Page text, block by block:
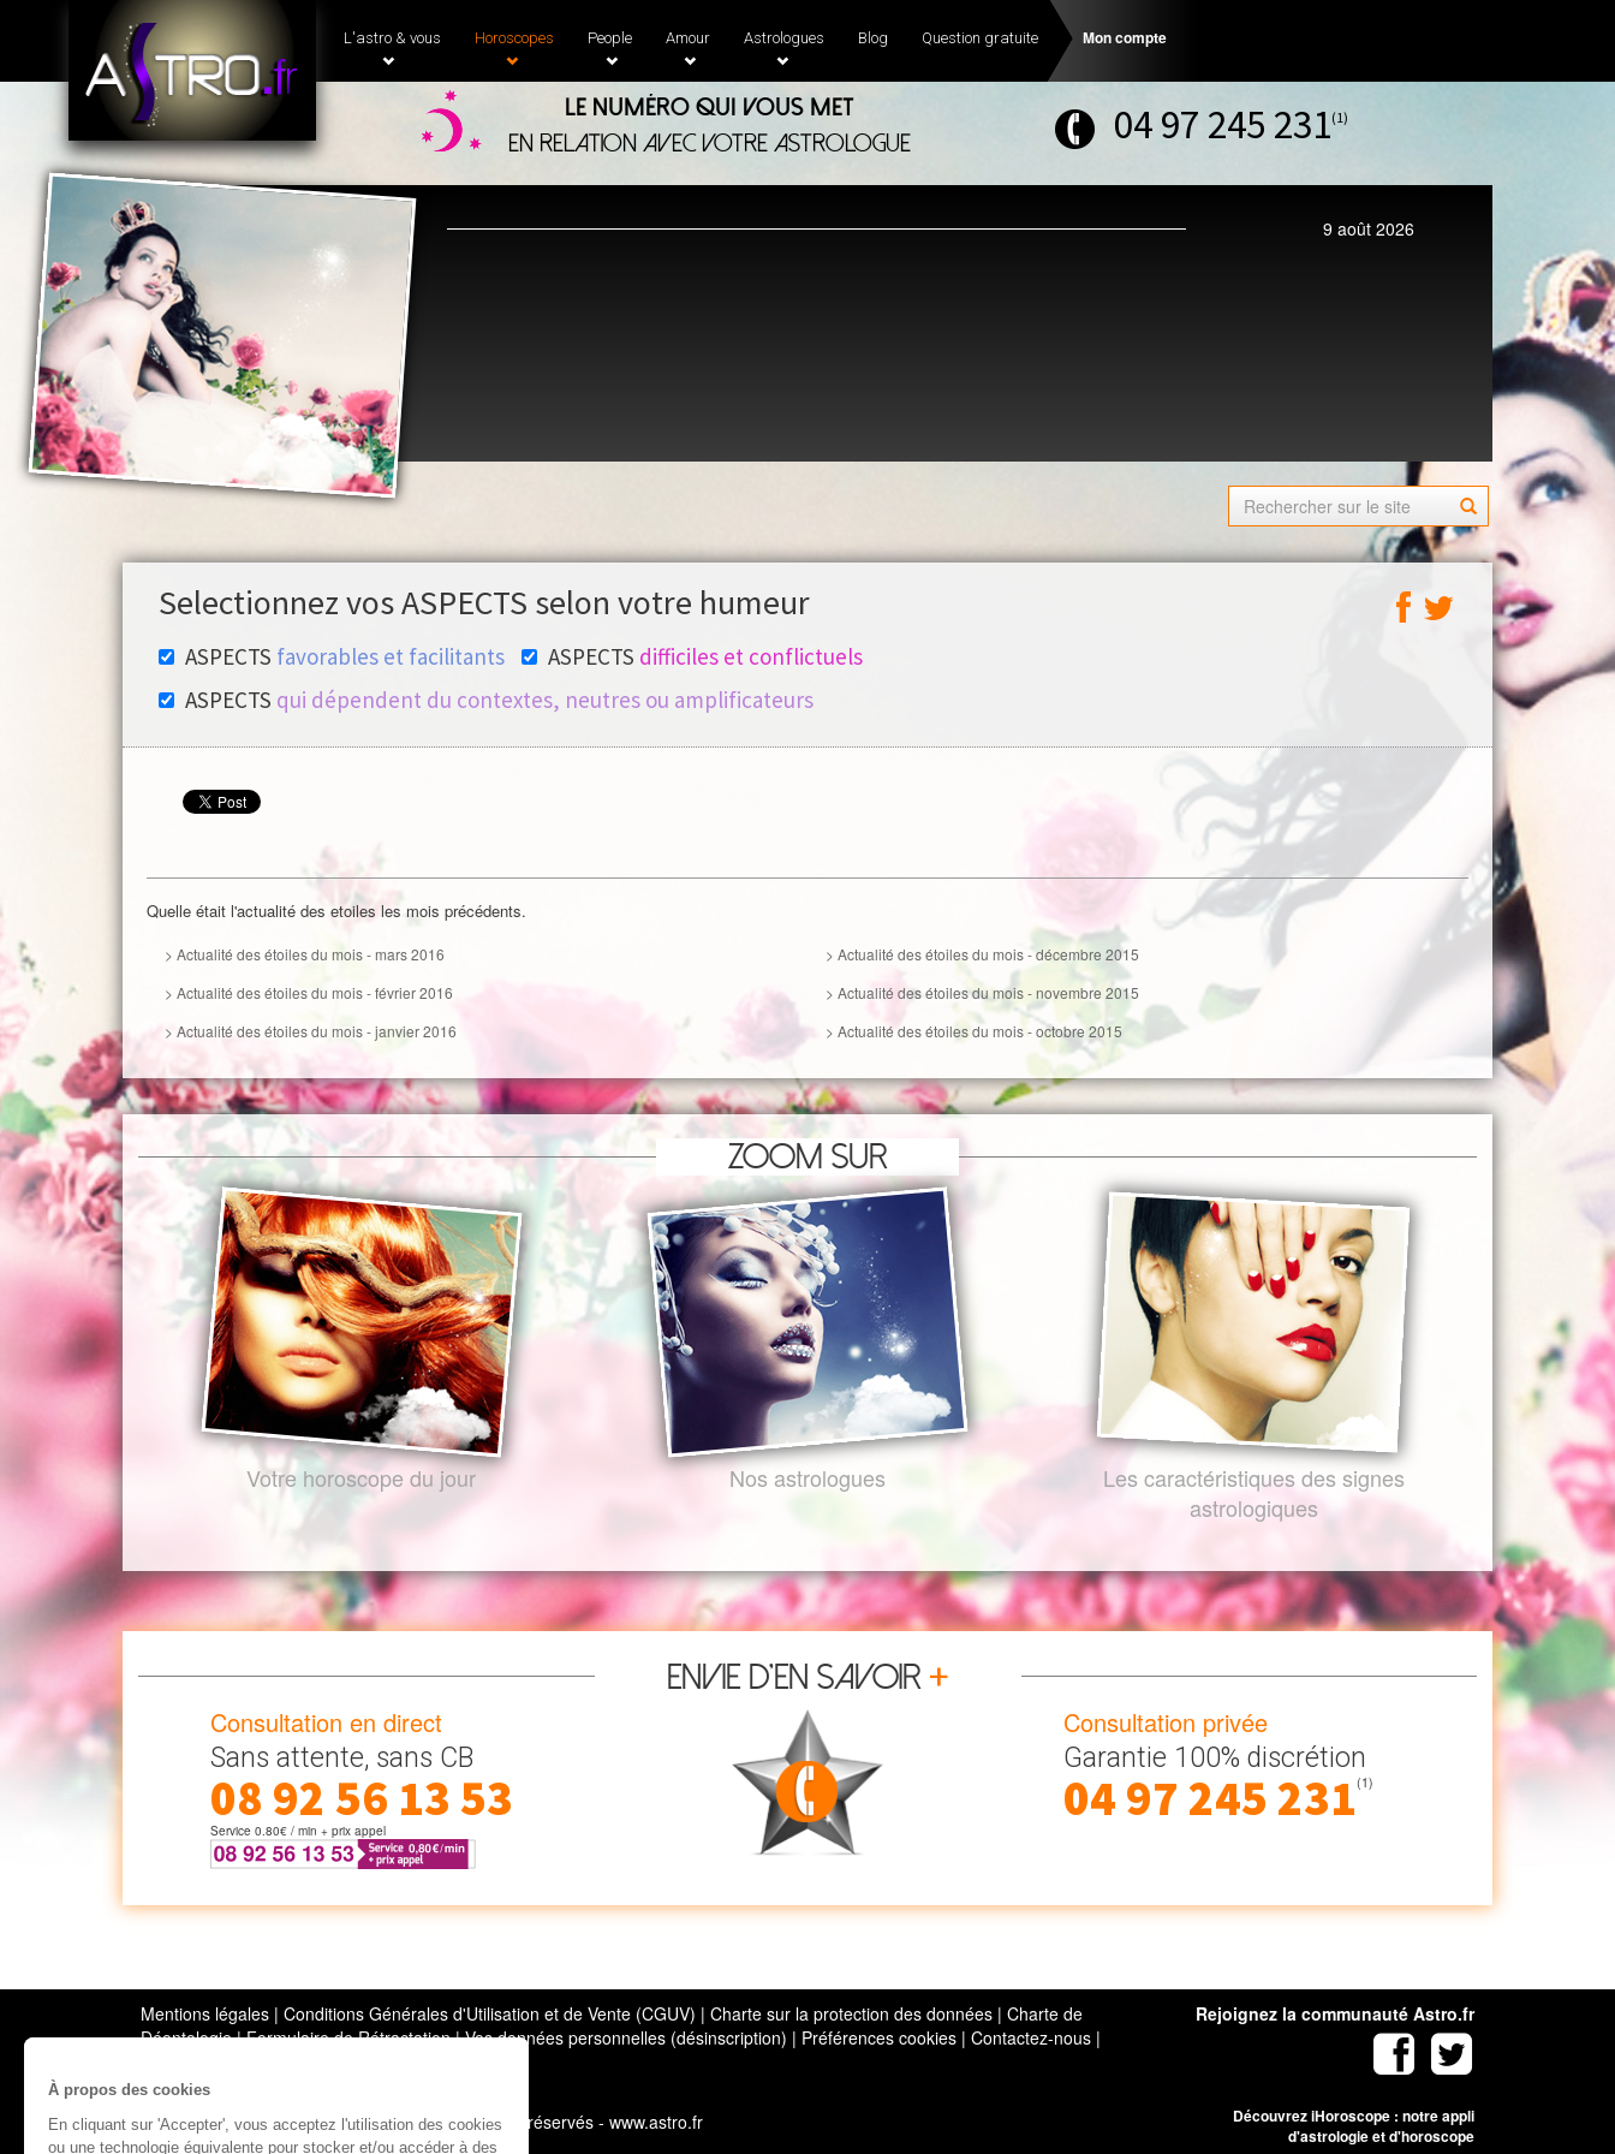
L'astro & vous Horoscopes People Amour Astrologues Blog Question gratuite Mon compte
Le numéro qui vous met
en relation avec votre astrologue
04 97 245 231(1)
9 août 2026
Selectionnez vos ASPECTS selon votre humeur
ASPECTS favorables et facilitants ASPECTS difficiles et conflictuels
ASPECTS qui dépendent du contextes, neutres ou amplificateurs
Quelle était l'actualité des etoiles les mois précédents.
> Actualité des étoiles du mois - mars 2016
> Actualité des étoiles du mois - février 2016
> Actualité des étoiles du mois - janvier 2016
> Actualité des étoiles du mois - décembre 2015
> Actualité des étoiles du mois - novembre 2015
> Actualité des étoiles du mois - octobre 2015
Zoom sur
Votre horoscope du jour Nos astrologues
Les caractéristiques des signes
astrologiques
Envie d’en savoir +
Consultation en direct
Sans attente, sans CB
08 92 56 13 53
Service 0.80€ / min + prix appel
Consultation privée
Garantie 100% discrétion
04 97 245 231(1)
Mentions légales | Conditions Générales d'Utilisation et de Vente (CGUV) | Charte sur la protection des données | Charte de
Déontologie|Formulaire de Rétractation|Vos données personnelles (désinscription) | Préférences cookies | Contactez-nous |
Copyright © 2000-2026 Cosmospace - Tous droits réservés - www.astro.fr
Rejoignez la communauté Astro.fr
Découvrez iHoroscope : notre appli
d'astrologie et d'horoscope
À propos des cookies
En cliquant sur 'Accepter', vous acceptez l'utilisation des cookies
ou une technologie équivalente pour stocker et/ou accéder à des